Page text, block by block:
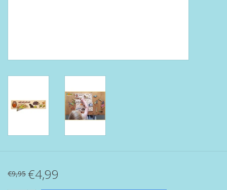
Wens & Postkaarten
Feest
Merken
€9,95 €4,99